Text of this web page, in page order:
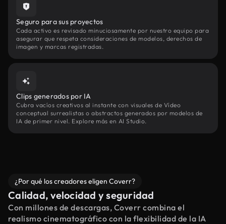
Seguro para sus proyectos
Cada activo es revisado minuciosamente por nuestro equipo para
asegurar que respeta consideraciones de modelos, derechos de
imagen y marcas registradas.
Clips generados por IA
Cubra vacíos creativos al instante con visuales de Vídeo
conceptual surrealistas o abstractos generados por modelos de
IA de primer nivel. Explore más en AI Studio.
¿Por qué los creadores eligen Coverr?
Calidad, velocidad y seguridad
Con millones de descargas, Coverr combina el
realismo cinematográfico con la flexibilidad de la IA